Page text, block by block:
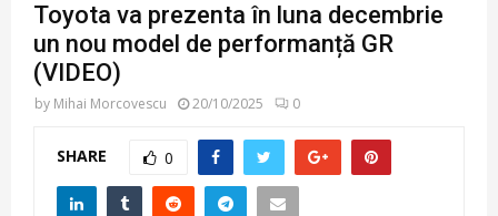
Toyota va prezenta în luna decembrie
un nou model de performanță GR
(VIDEO)
by Mihai Morcovescu 20/10/2025 0
SHARE 0